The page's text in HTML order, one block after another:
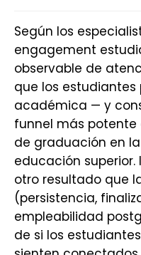
Según los
engagement
observable de
que los estudiantes
académica — y
funnel más potente
de graduación en
educación
otro resultado que
(persistencia,
empleabilidad
de si los